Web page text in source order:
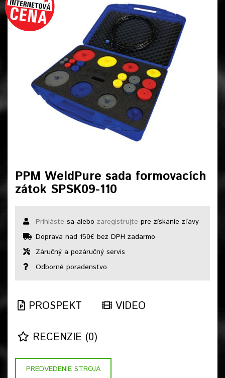
PPM WeldPure sada formovacích
zátok SPSK09-110
Prihláste sa alebo zaregistrujte pre získanie zľavy
Doprava nad 150€ bez DPH zadarmo
Záručný a pozáručný servis
Odborné poradenstvo
PROSPEKT VIDEO
RECENZIE (0)
PREDVEDENIE STROJA